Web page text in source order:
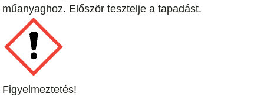
műanyaghoz. Először tesztelje a tapadást.
Figyelmeztetés!